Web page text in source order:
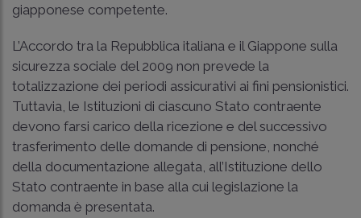
giapponese competente.
L’Accordo tra la Repubblica italiana e il Giappone sulla
sicurezza sociale del 2009 non prevede la
totalizzazione dei periodi assicurativi ai fini pensionistici.
Tuttavia, le Istituzioni di ciascuno Stato contraente
devono farsi carico della ricezione e del successivo
trasferimento delle domande di pensione, nonché
della documentazione allegata, all’Istituzione dello
Stato contraente in base alla cui legislazione la
domanda è presentata.